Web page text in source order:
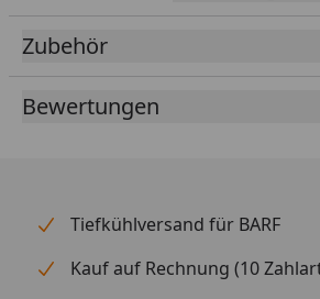
qualitativ hochwertigen
wie Fleisch und Fisch hergestellt.
und es ist fettarm - nur 5 % Fett.
Häppchen in Soße ist natürlich
Taurin sind besonders wichtig für
Zubehör
Bewertungen
Tiefkühlversand für BARF
Kauf auf Rechnung (10